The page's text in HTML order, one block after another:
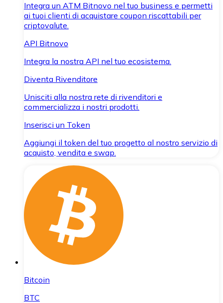
Integra un ATM Bitnovo nel tuo business e permetti
ai tuoi clienti di acquistare coupon riscattabili per
criptovalute.
API Bitnovo
Integra la nostra API nel tuo ecosistema.
Diventa Rivenditore
Unisciti alla nostra rete di rivenditori e
commercializza i nostri prodotti.
Inserisci un Token
Aggiungi il token del tuo progetto al nostro servizio di
acquisto, vendita e swap.
Bitcoin
BTC